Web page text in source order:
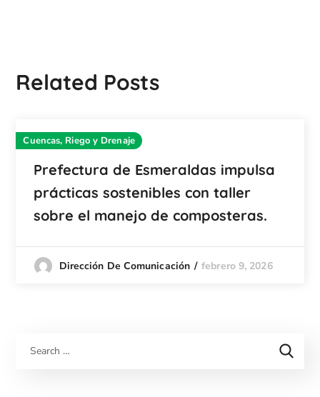
Related Posts
Cuencas, Riego y Drenaje
Prefectura de Esmeraldas impulsa
prácticas sostenibles con taller
sobre el manejo de composteras.
Dirección De Comunicación febrero 9, 2026